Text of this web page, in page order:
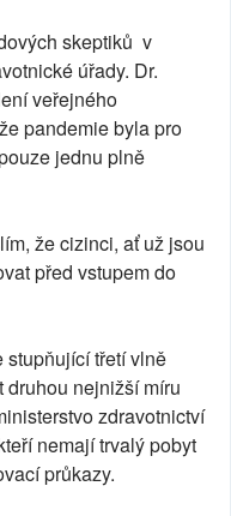
skeptiků v
úřady. Dr.
veřejného
pandemie byla pro
jednu plně
že cizinci, ať už jsou
před vstupem do
stupňující třetí vlně
nejnižší míru
zdravotnictví
nemají trvalý pobyt
průkazy.